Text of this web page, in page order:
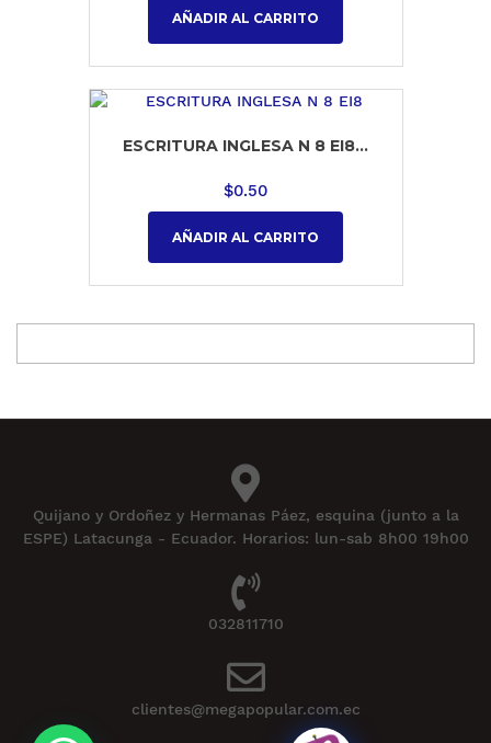
AÑADIR AL CARRITO
ESCRITURA INGLESA N 8 EI8...
$0.50
AÑADIR AL CARRITO
Quijano y Ordoñez y Hermanas Páez, esquina (junto a la
ESPE) Latacunga - Ecuador. Horarios: lun-sab 8h00 19h00
032811710
clientes@megapopular.com.ec